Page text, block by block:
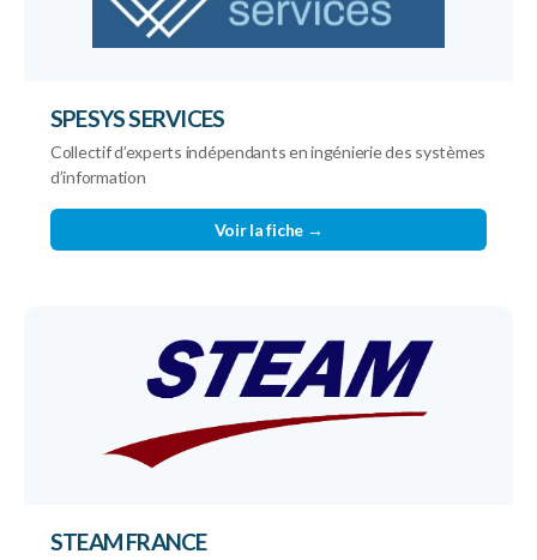
SPESYS SERVICES
Collectif d’experts indépendants en ingénierie des systèmes
d’information
Voir la fiche →
STEAM FRANCE